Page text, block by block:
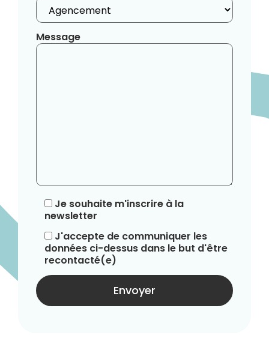
Message
Je souhaite m'inscrire à la
newsletter
J'accepte de communiquer les
données ci-dessus dans le but d'être
recontacté(e)